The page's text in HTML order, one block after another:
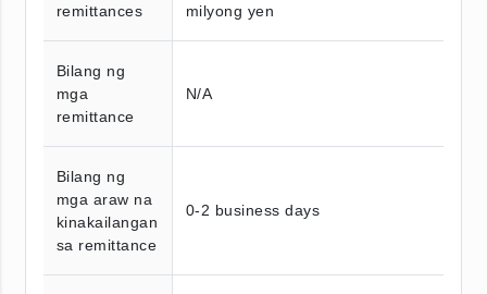
remittances
milyong yen
Bilang ng
mga
remittance
N/A
Bilang ng
mga araw na
kinakailangan
sa remittance
0-2 business days